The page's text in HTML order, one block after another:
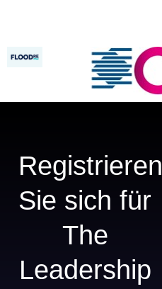
Registrieren
Sie sich für
The
Leadership